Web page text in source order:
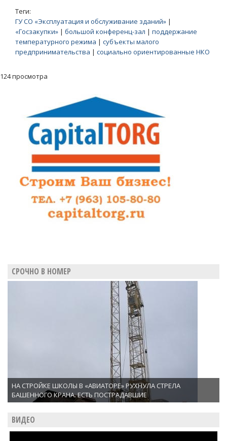
Теги:
ГУ СО «Эксплуатация и обслуживание зданий» |
«Госзакупки» | большой конференц-зал | поддержание
температурного режима | субъекты малого
предпринимательства | социально ориентированные НКО
124 просмотра
СРОЧНО В НОМЕР
НА СТРОЙКЕ ШКОЛЫ В «АВИАТОРЕ» РУХНУЛА СТРЕЛА
БАШЕННОГО КРАНА. ЕСТЬ ПОСТРАДАВШИЕ
ВИДЕО